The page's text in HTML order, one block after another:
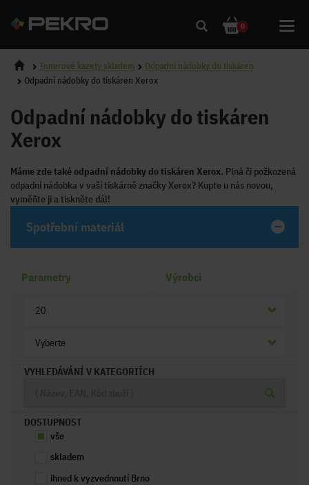
0
Tonerové kazety skladem
Odpadní nádobky do tiskáren
Odpadní nádobky do tiskáren Xerox
Odpadní nádobky do tiskáren
Xerox
Máme zde také odpadní nádobky do tiskáren Xerox. Plná či požkozená
odpadní nádobka v vaší tiskárně značky Xerox? Kupte u nás novou,
vyměňte ji a tiskněte dál!
Spotřební materiál
Parametry Výrobci
20
Vyberte
VYHLEDÁVÁNÍ V KATEGORIÍCH
DOSTUPNOST
vše
skladem
ihned k vyzvednnutí Brno